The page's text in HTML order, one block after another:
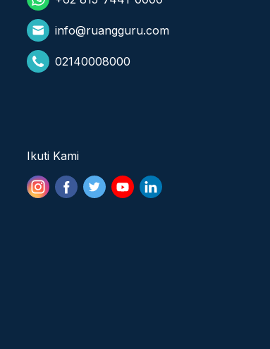
info@ruangguru.com
02140008000
Ikuti Kami